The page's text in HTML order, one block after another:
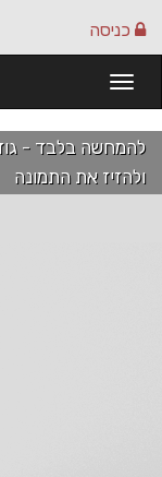
כניסה
ולהזיז את התמונה